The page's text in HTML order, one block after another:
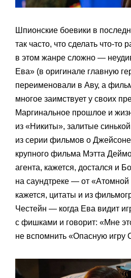
Шпионские боевики в
так часто, что сделать что-то
в этом жанре сложно —
Ева» (в оригинале главную
переименовали в Аву, а
многое заимствует у своих
Маргинальное прошлое и
из «Никиты», залитые
из серии фильмов о
крупного фильма Мэтта
агента, кажется, достался и
на саундтреке — от «Атомной
кажется, цитаты и из
Честейн — когда Ева видит
с фишками и говорит: «Мне
не вспомнить «Опасную игру